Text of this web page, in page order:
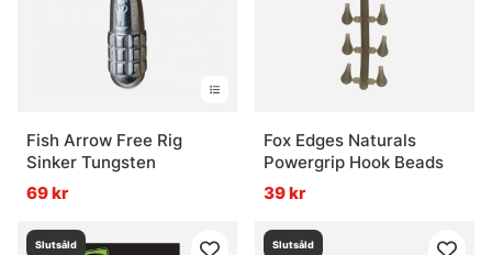
Fish Arrow Free Rig
Sinker Tungsten
69 kr
Fox Edges Naturals
Powergrip Hook Beads
39 kr
Slutsåld Slutsåld